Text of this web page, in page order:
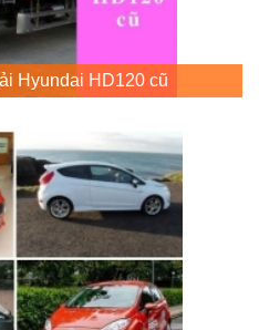
Hyundai HD120 cũ